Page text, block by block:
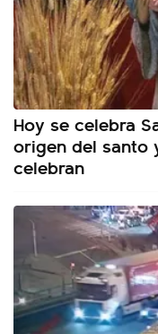
Hoy se celebra
origen del santo
celebran